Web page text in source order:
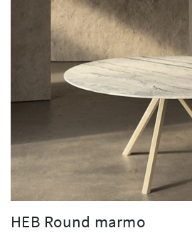
HEB Round marmo